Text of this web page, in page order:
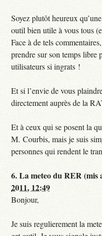
Soyez plutôt heureux
outil bien utile à vous tous
Face à de tels
prendre sur son temps libre
utilisateurs si ingrats !
Et si l’envie de vous
directement auprès de la
Et à ceux qui se posent la
M. Courbis, mais je suis
personnes qui rendent le
6.La meteo du RER
2011, 12:49
Bonjour,
Je suis regulierement la